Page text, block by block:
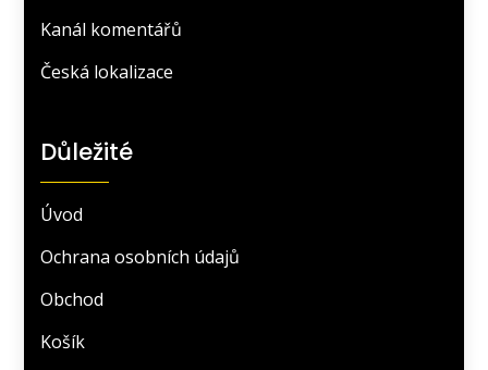
Kanál komentářů
Česká lokalizace
Důležité
Úvod
Ochrana osobních údajů
Obchod
Košík